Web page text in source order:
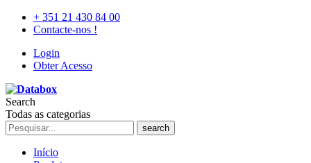
+ 351 21 430 84 00
Contacte-nos !
Login
Obter Acesso
Search
Todas as categorias
search
Início